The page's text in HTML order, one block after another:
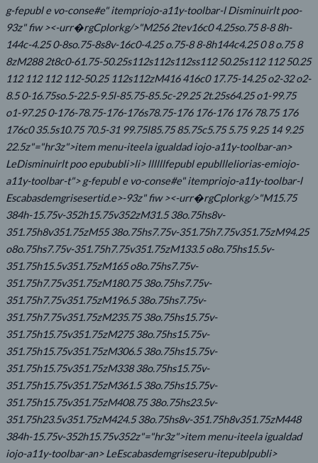
g-fepubl e vo-conse#e" itempriojo-a11y-toolbar-lDisminuirlt poo-
93z" fiw ><-urr�rgCplorkg/>"M256 2tev16c0 4.25so.75 8-8 8h-
144c-4.25 0-8so.75-8s8v-16c0-4.25 o.75-8 8-8h144c4.25 0 8 o.75 8
8zM288 2t8c0-61.75-50.25s112s112s112ss112 50.25s112 112 50.25
112 112 112 112-50.25 112s112zM416 416c0 17.75-14.25 o2-32 o2-
8.5 0-16.75so.5-22.5-9.5l-85.75-85.5c-29.25 2t.25s64.25 o1-99.75
o1-97.25 0-176-78.75-176-176s78.75-176 176-176 176 78.75 176
176c0 35.5s10.75 70.5-31 99.75l85.75 85.75c5.75 5.75 9.25 14 9.25
22.5z"="hr3z">item menu-iteela igualdad iojo-a11y-toolbar-an>
LeDisminuirlt poo epububli>li> llllllfepubl epubllleliorias-emiojo-
a11y-toolbar-t"> g-fepubl e vo-conse#e" itempriojo-a11y-toolbar-l
Escabasdemgrisesertid.e>-93z" fiw ><-urr�rgCplorkg/>"M15.75
384h-15.75v-352h15.75v352zM31.5 38o.75hs8v-
351.75h8v351.75zM55 38o.75hs7.75v-351.75h7.75v351.75zM94.25
o8o.75hs7.75v-351.75h7.75v351.75zM133.5 o8o.75hs15.5v-
351.75h15.5v351.75zM165 o8o.75hs7.75v-
351.75h7.75v351.75zM180.75 38o.75hs7.75v-
351.75h7.75v351.75zM196.5 38o.75hs7.75v-
351.75h7.75v351.75zM235.75 38o.75hs15.75v-
351.75h15.75v351.75zM275 38o.75hs15.75v-
351.75h15.75v351.75zM306.5 38o.75hs15.75v-
351.75h15.75v351.75zM338 38o.75hs15.75v-
351.75h15.75v351.75zM361.5 38o.75hs15.75v-
351.75h15.75v351.75zM408.75 38o.75hs23.5v-
351.75h23.5v351.75zM424.5 38o.75hs8v-351.75h8v351.75zM448
384h-15.75v-352h15.75v352z"="hr3z">item menu-iteela igualdad
iojo-a11y-toolbar-an> LeEscabasdemgriseseru-itepublpubli>